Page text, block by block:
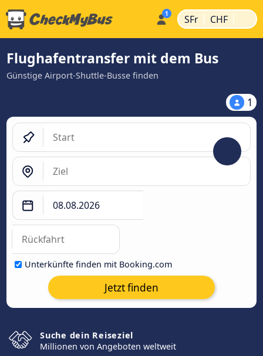
SFr | CHF |
Flughafentransfer mit dem Bus
Günstige Airport-Shuttle-Busse finden
1
Unterkünfte finden mit Booking.com
Jetzt finden
Suche dein Reiseziel
Millionen von Angeboten weltweit